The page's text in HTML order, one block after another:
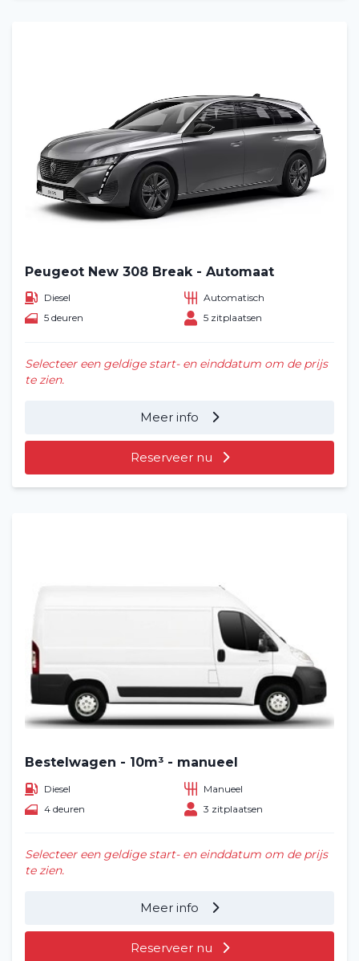
Peugeot New 308 Break - Automaat
Diesel
Automatisch
5 deuren
5 zitplaatsen
Selecteer een geldige start- en einddatum om de prijs
te zien.
Meer info
Reserveer nu
Bestelwagen - 10m³ - manueel
Diesel
Manueel
4 deuren
3 zitplaatsen
Selecteer een geldige start- en einddatum om de prijs
te zien.
Meer info
Reserveer nu